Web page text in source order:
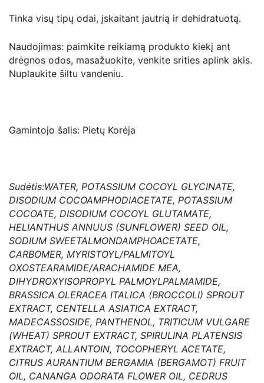
Tinka visų tipų odai, įskaitant jautrią ir dehidratuotą.
Naudojimas: paimkite reikiamą produkto kiekį ant
drėgnos odos, masažuokite, venkite srities aplink akis.
Nuplaukite šiltu vandeniu.
Gamintojo šalis: Pietų Korėja
Sudėtis:WATER, POTASSIUM COCOYL GLYCINATE,
DISODIUM COCOAMPHODIACETATE, POTASSIUM
COCOATE, DISODIUM COCOYL GLUTAMATE,
HELIANTHUS ANNUUS (SUNFLOWER) SEED OIL,
SODIUM SWEETALMONDAMPHOACETATE,
CARBOMER, MYRISTOYL/PALMITOYL
OXOSTEARAMIDE/ARACHAMIDE MEA,
DIHYDROXYISOPROPYL PALMOYLPALMAMIDE,
BRASSICA OLERACEA ITALICA (BROCCOLI) SPROUT
EXTRACT, CENTELLA ASIATICA EXTRACT,
MADECASSOSIDE, PANTHENOL, TRITICUM VULGARE
(WHEAT) SPROUT EXTRACT, SPIRULINA PLATENSIS
EXTRACT, ALLANTOIN, TOCOPHERYL ACETATE,
CITRUS AURANTIUM BERGAMIA (BERGAMOT) FRUIT
OIL, CANANGA ODORATA FLOWER OIL, CEDRUS